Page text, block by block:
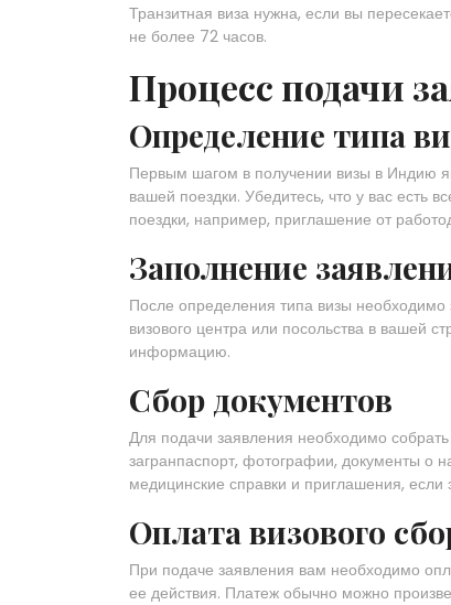
Транзитная виза нужна, если вы
не более 72 часов.
Процесс подачи
Определение типа
Первым шагом в получении визы в Индию
вашей поездки. Убедитесь, что у вас есть
поездки, например, приглашение от
Заполнение
После определения типа визы
визового центра или посольства в вашей
информацию.
Сбор документов
Для подачи заявления необходимо
загранпаспорт, фотографии, документы о
медицинские справки и приглашения, если
Оплата визового
При подаче заявления вам необходимо
ее действия. Платеж обычно можно